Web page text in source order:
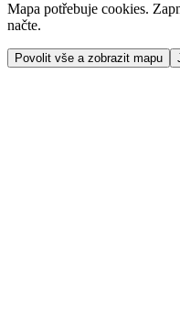
Mapa potřebuje cookies.
načte.
Povolit vše a zobrazit mapu